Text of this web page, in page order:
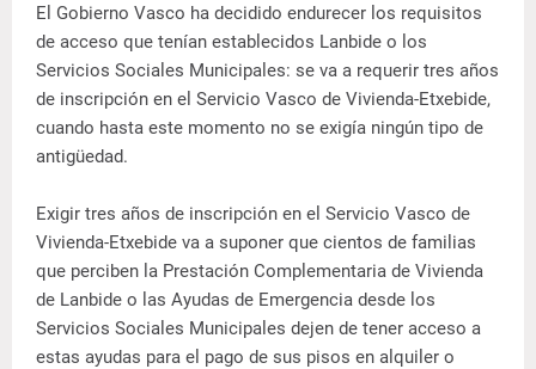
El Gobierno Vasco ha decidido endurecer los requisitos
de acceso que tenían establecidos Lanbide o los
Servicios Sociales Municipales: se va a requerir tres años
de inscripción en el Servicio Vasco de Vivienda-Etxebide,
cuando hasta este momento no se exigía ningún tipo de
antigüedad.
Exigir tres años de inscripción en el Servicio Vasco de
Vivienda-Etxebide va a suponer que cientos de familias
que perciben la Prestación Complementaria de Vivienda
de Lanbide o las Ayudas de Emergencia desde los
Servicios Sociales Municipales dejen de tener acceso a
estas ayudas para el pago de sus pisos en alquiler o